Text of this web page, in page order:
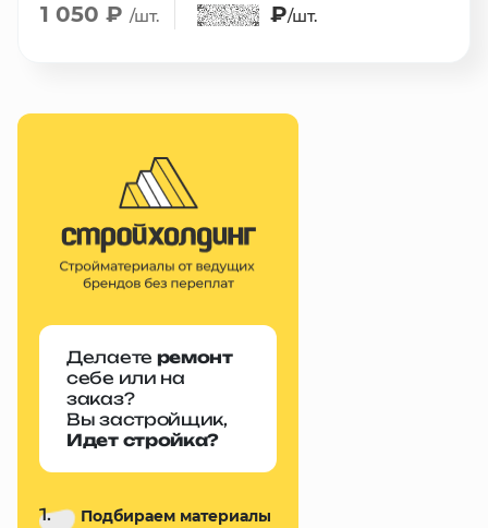
1 050 ₽ /шт. ₽/шт.
Делаете ремонт
себе или на
заказ?
Вы застройщик,
Идет стройка?
1.
Подбираем материалы